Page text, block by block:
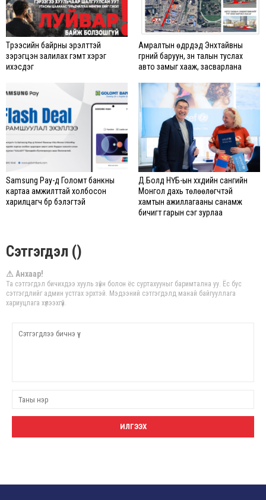
Түрээсийн байрны эрэлттэй
зэрэгцэн залилах гэмт хэрэг
ихэсдэг
Амралтын өдрүүдэд Энхтайвны
гүүрний баруун, зүүн талын туслах
авто замыг хааж, засварлана
Samsung Pay-д Голомт банкны
картаа амжилттай холбосон
харилцагч бүр бэлэгтэй
Д.Болд НҮБ-ын хүүхдийн сангийн
Монгол дахь төлөөлөгчтэй
хамтын ажиллагааны санамж
бичигт гарын үсэг зурлаа
Сэтгэгдэл ()
⚠ Анхаар!
Та сэтгэгдэл бичихдээ хууль зүйн болон ёс суртахууныг баримтална уу. Ёс бус
сэтгэгдлийг админ устгах эрхтэй. Мэдээний сэтгэгдэлд манай байгууллага
хариуцлага хүлээхгүй.